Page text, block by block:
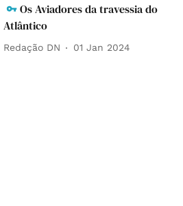
Os Aviadores da travessia do
Atlântico
Redação DN 01 Jan 2024